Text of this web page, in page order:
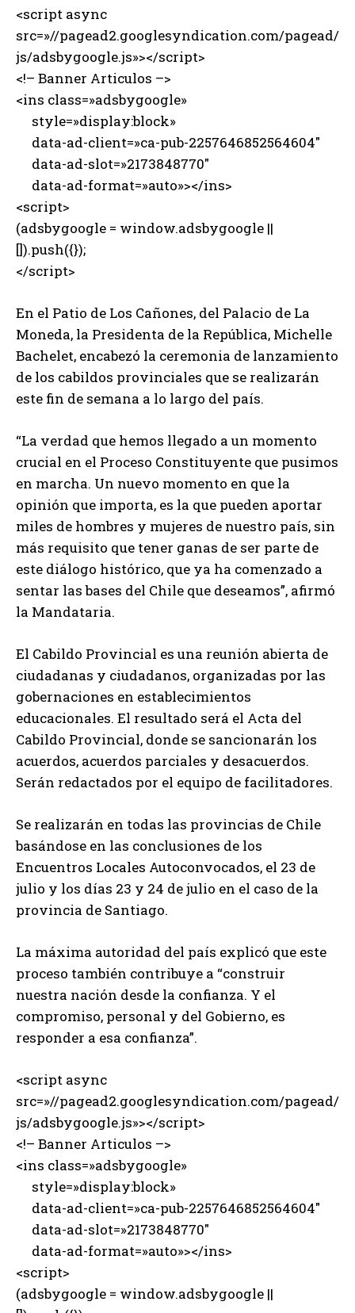
<script async
src=»//pagead2.googlesyndication.com/pagead/
js/adsbygoogle.js»></script>
<!– Banner Articulos –>
<ins class=»adsbygoogle»
style=»display:block»
data-ad-client=»ca-pub-2257646852564604″
data-ad-slot=»2173848770″
data-ad-format=»auto»></ins>
<script>
(adsbygoogle = window.adsbygoogle ||
[]).push({});
</script>
En el Patio de Los Cañones, del Palacio de La
Moneda, la Presidenta de la República, Michelle
Bachelet, encabezó la ceremonia de lanzamiento
de los cabildos provinciales que se realizarán
este fin de semana a lo largo del país.
“La verdad que hemos llegado a un momento
crucial en el Proceso Constituyente que pusimos
en marcha. Un nuevo momento en que la
opinión que importa, es la que pueden aportar
miles de hombres y mujeres de nuestro país, sin
más requisito que tener ganas de ser parte de
este diálogo histórico, que ya ha comenzado a
sentar las bases del Chile que deseamos”, afirmó
la Mandataria.
El Cabildo Provincial es una reunión abierta de
ciudadanas y ciudadanos, organizadas por las
gobernaciones en establecimientos
educacionales. El resultado será el Acta del
Cabildo Provincial, donde se sancionarán los
acuerdos, acuerdos parciales y desacuerdos.
Serán redactados por el equipo de facilitadores.
Se realizarán en todas las provincias de Chile
basándose en las conclusiones de los
Encuentros Locales Autoconvocados, el 23 de
julio y los días 23 y 24 de julio en el caso de la
provincia de Santiago.
La máxima autoridad del país explicó que este
proceso también contribuye a “construir
nuestra nación desde la confianza. Y el
compromiso, personal y del Gobierno, es
responder a esa confianza”.
<script async
src=»//pagead2.googlesyndication.com/pagead/
js/adsbygoogle.js»></script>
<!– Banner Articulos –>
<ins class=»adsbygoogle»
style=»display:block»
data-ad-client=»ca-pub-2257646852564604″
data-ad-slot=»2173848770″
data-ad-format=»auto»></ins>
<script>
(adsbygoogle = window.adsbygoogle ||